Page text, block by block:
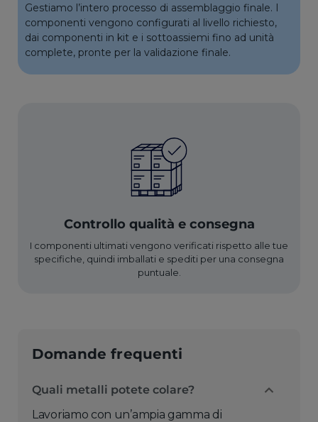
Gestiamo l’intero processo di assemblaggio finale. I
componenti vengono configurati al livello richiesto,
dai componenti in kit e i sottoassiemi fino ad unità
complete, pronte per la validazione finale.
Controllo qualità e consegna
I componenti ultimati vengono verificati rispetto alle tue
specifiche, quindi imballati e spediti per una consegna
puntuale.
Domande frequenti
Quali metalli potete colare?
Lavoriamo con un’ampia gamma di